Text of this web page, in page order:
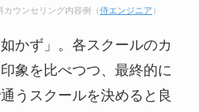
ウンセリング内容例（侍エンジニア ）
かず」。各スクールのカ
象を比べつつ、最終的に
うスクールを決めると良